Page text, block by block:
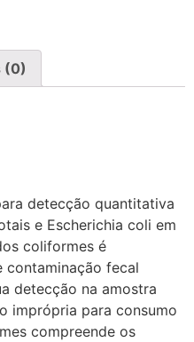
(0)
detecção quantitativa
e Escherichia coli em
coliformes é
contaminação fecal
detecção na amostra
imprópria para consumo
compreende os